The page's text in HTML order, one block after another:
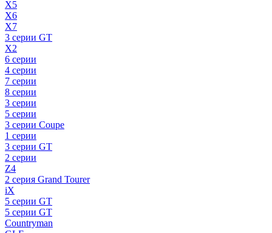
X5
X6
X7
3 серии GT
X2
6 серии
4 серии
7 серии
8 серии
3 серии
5 серии
3 серии Coupe
1 серии
3 серии GT
2 серии
Z4
2 серия Grand Tourer
iX
5 серии GT
5 серии GT
Countryman